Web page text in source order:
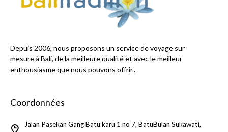
Depuis 2006, nous proposons un service de voyage sur
mesure à Bali, de la meilleure qualité et avec le meilleur
enthousiasme que nous pouvons offrir..
Coordonnées
Jalan Pasekan Gang Batu karu 1 no 7, BatuBulan Sukawati,